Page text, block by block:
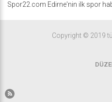
Spor22.com Edirne'nin ilk spor
Copyright © 2019